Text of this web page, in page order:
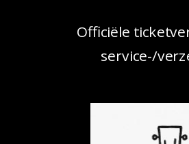
Officiële
service-/